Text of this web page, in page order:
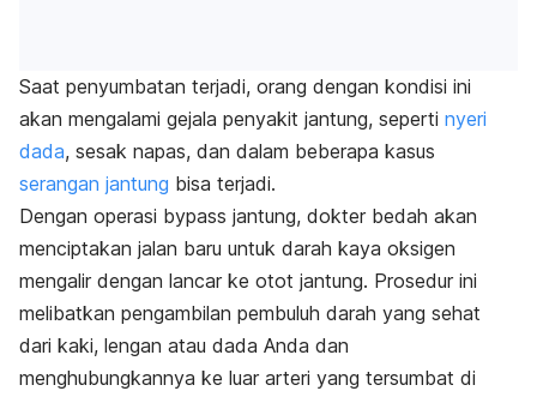
Saat penyumbatan terjadi, orang dengan kondisi ini
akan mengalami gejala penyakit jantung, seperti nyeri
dada, sesak napas, dan dalam beberapa kasus
serangan jantung bisa terjadi.
Dengan operasi bypass jantung, dokter bedah akan
menciptakan jalan baru untuk darah kaya oksigen
mengalir dengan lancar ke otot jantung. Prosedur ini
melibatkan pengambilan pembuluh darah yang sehat
dari kaki, lengan atau dada Anda dan
menghubungkannya ke luar arteri yang tersumbat di